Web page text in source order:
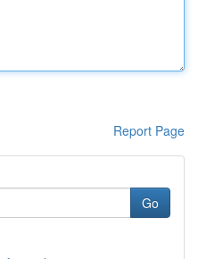
Report Page
Go